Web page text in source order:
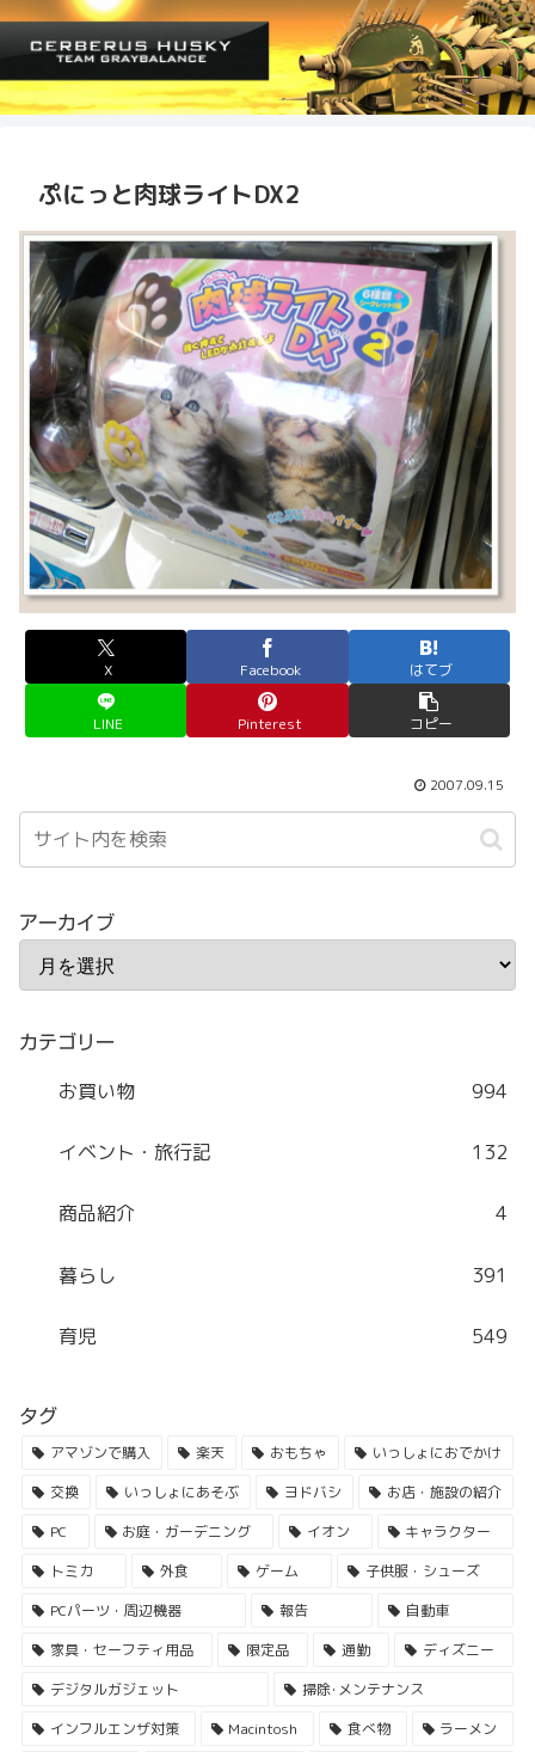
ぷにっと肉球ライトDX2
X Facebook はてブ
LINE Pinterest コピー
2007.09.15
アーカイブ
カテゴリー
お買い物 994
イベント・旅行記 132
商品紹介 4
暮らし 391
育児 549
タグ
アマゾンで購入 楽天 おもちゃ
いっしょにおでかけ
交換
いっしょにあそぶ ヨドバシ
お店・施設の紹介
PC
お庭・ガーデニング イオン
キャラクター
トミカ
外食 ゲーム
子供服・シューズ
PCパーツ・周辺機器
報告
自動車
家具・セーフティ用品
限定品 通勤
ディズニー
デジタルガジェット
掃除･メンテナンス
インフルエンザ対策
Macintosh 食べ物
ラーメン